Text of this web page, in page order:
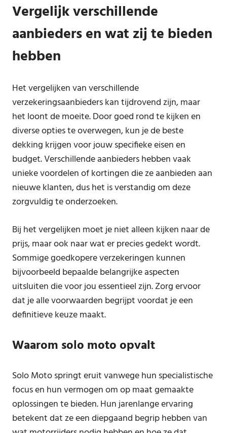
Vergelijk verschillende
aanbieders en wat zij te bieden
hebben
Het vergelijken van verschillende
verzekeringsaanbieders kan tijdrovend zijn, maar
het loont de moeite. Door goed rond te kijken en
diverse opties te overwegen, kun je de beste
dekking krijgen voor jouw specifieke eisen en
budget. Verschillende aanbieders hebben vaak
unieke voordelen of kortingen die ze aanbieden aan
nieuwe klanten, dus het is verstandig om deze
zorgvuldig te onderzoeken.
Bij het vergelijken moet je niet alleen kijken naar de
prijs, maar ook naar wat er precies gedekt wordt.
Sommige goedkopere verzekeringen kunnen
bijvoorbeeld bepaalde belangrijke aspecten
uitsluiten die voor jou essentieel zijn. Zorg ervoor
dat je alle voorwaarden begrijpt voordat je een
definitieve keuze maakt.
Waarom solo moto opvalt
Solo Moto springt eruit vanwege hun specialistische
focus en hun vermogen om op maat gemaakte
oplossingen te bieden. Hun jarenlange ervaring
betekent dat ze een diepgaand begrip hebben van